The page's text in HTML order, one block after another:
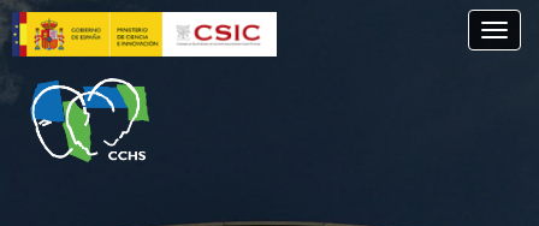
Skip
to
main
content